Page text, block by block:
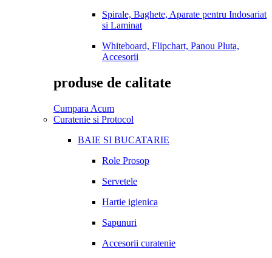
Spirale, Baghete, Aparate pentru Indosariat
si Laminat
Whiteboard, Flipchart, Panou Pluta,
Accesorii
produse de calitate
Cumpara Acum
Curatenie si Protocol
BAIE SI BUCATARIE
Role Prosop
Servetele
Hartie igienica
Sapunuri
Accesorii curatenie